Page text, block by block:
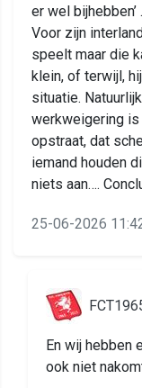
er wel bijhebben’ .
Voor zijn
speelt maar die
klein, of terwijl,
situatie.
werkweigering is
opstraat, dat
iemand houden
niets aan….
25-06-2026
En wij hebben
ook niet